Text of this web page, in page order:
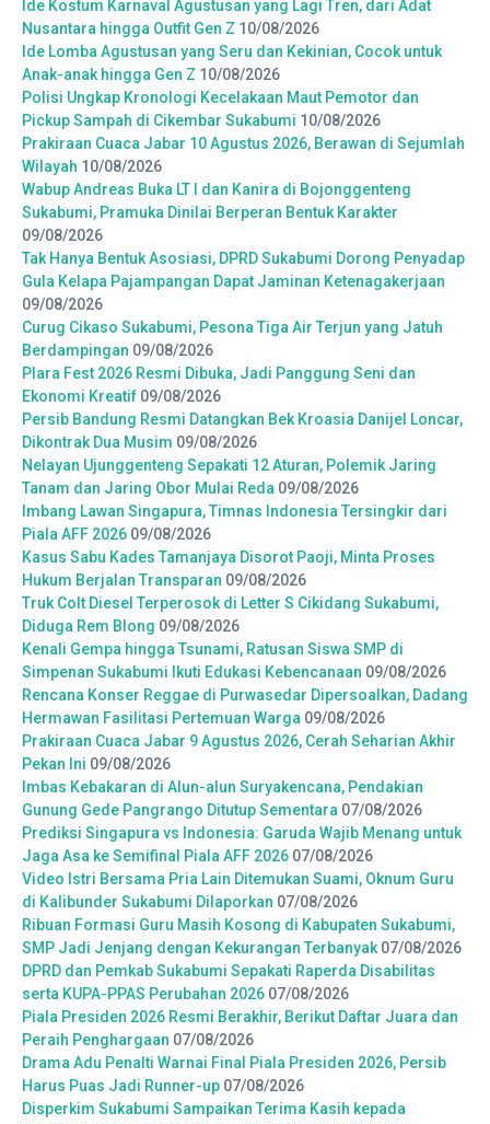
Ide Kostum Karnaval Agustusan yang Lagi Tren, dari Adat
Nusantara hingga Outfit Gen Z 10/08/2026
Ide Lomba Agustusan yang Seru dan Kekinian, Cocok untuk
Anak-anak hingga Gen Z 10/08/2026
Polisi Ungkap Kronologi Kecelakaan Maut Pemotor dan
Pickup Sampah di Cikembar Sukabumi 10/08/2026
Prakiraan Cuaca Jabar 10 Agustus 2026, Berawan di Sejumlah
Wilayah 10/08/2026
Wabup Andreas Buka LT I dan Kanira di Bojonggenteng
Sukabumi, Pramuka Dinilai Berperan Bentuk Karakter
09/08/2026
Tak Hanya Bentuk Asosiasi, DPRD Sukabumi Dorong Penyadap
Gula Kelapa Pajampangan Dapat Jaminan Ketenagakerjaan
09/08/2026
Curug Cikaso Sukabumi, Pesona Tiga Air Terjun yang Jatuh
Berdampingan 09/08/2026
Plara Fest 2026 Resmi Dibuka, Jadi Panggung Seni dan
Ekonomi Kreatif 09/08/2026
Persib Bandung Resmi Datangkan Bek Kroasia Danijel Loncar,
Dikontrak Dua Musim 09/08/2026
Nelayan Ujunggenteng Sepakati 12 Aturan, Polemik Jaring
Tanam dan Jaring Obor Mulai Reda 09/08/2026
Imbang Lawan Singapura, Timnas Indonesia Tersingkir dari
Piala AFF 2026 09/08/2026
Kasus Sabu Kades Tamanjaya Disorot Paoji, Minta Proses
Hukum Berjalan Transparan 09/08/2026
Truk Colt Diesel Terperosok di Letter S Cikidang Sukabumi,
Diduga Rem Blong 09/08/2026
Kenali Gempa hingga Tsunami, Ratusan Siswa SMP di
Simpenan Sukabumi Ikuti Edukasi Kebencanaan 09/08/2026
Rencana Konser Reggae di Purwasedar Dipersoalkan, Dadang
Hermawan Fasilitasi Pertemuan Warga 09/08/2026
Prakiraan Cuaca Jabar 9 Agustus 2026, Cerah Seharian Akhir
Pekan Ini 09/08/2026
Imbas Kebakaran di Alun-alun Suryakencana, Pendakian
Gunung Gede Pangrango Ditutup Sementara 07/08/2026
Prediksi Singapura vs Indonesia: Garuda Wajib Menang untuk
Jaga Asa ke Semifinal Piala AFF 2026 07/08/2026
Video Istri Bersama Pria Lain Ditemukan Suami, Oknum Guru
di Kalibunder Sukabumi Dilaporkan 07/08/2026
Ribuan Formasi Guru Masih Kosong di Kabupaten Sukabumi,
SMP Jadi Jenjang dengan Kekurangan Terbanyak 07/08/2026
DPRD dan Pemkab Sukabumi Sepakati Raperda Disabilitas
serta KUPA-PPAS Perubahan 2026 07/08/2026
Piala Presiden 2026 Resmi Berakhir, Berikut Daftar Juara dan
Peraih Penghargaan 07/08/2026
Drama Adu Penalti Warnai Final Piala Presiden 2026, Persib
Harus Puas Jadi Runner-up 07/08/2026
Disperkim Sukabumi Sampaikan Terima Kasih kepada